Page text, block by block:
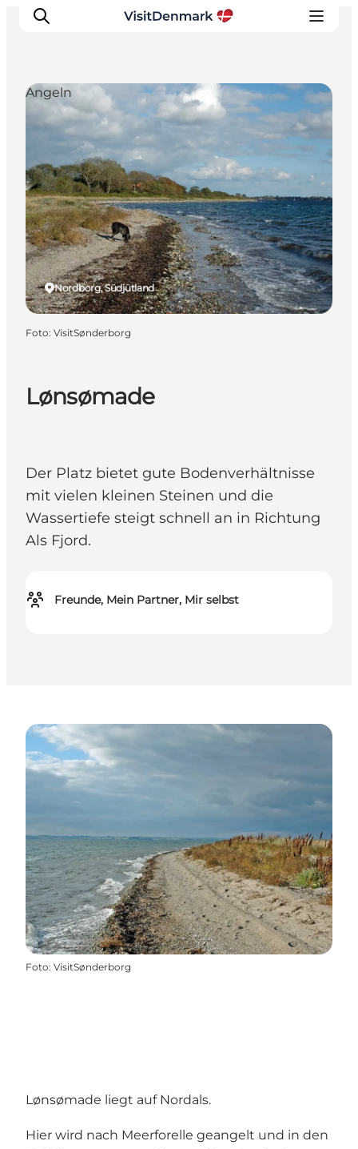
Inspiration
Regionen
Erlebnisse
Unterkünfte
Reiseplanung
Lønsømade
Der Platz bietet gute Bodenverhältnisse
mit vielen kleinen Steinen und die
Wassertiefe steigt schnell an in Richtung
Als Fjord.
Freunde, Mein Partner, Mir selbst
Nordborg, Südjütland
Angeln
Foto: VisitSønderborg
Foto: VisitSønderborg
Lønsømade liegt auf Nordals.
Hier wird nach Meerforelle geangelt und in den